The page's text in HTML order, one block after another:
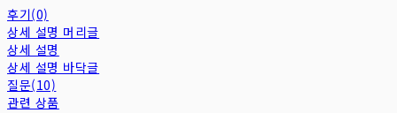
후기(0)
상세 설명 머리글
상세 설명
상세 설명 바닥글
질문(10)
관련 상품